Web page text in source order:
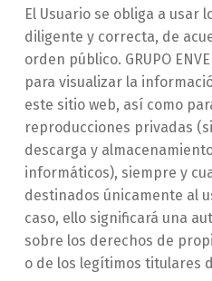
El Usuario se obliga a usar
diligente y correcta, de
orden público. GRUPO
para visualizar la
este sitio web, así como
reproducciones privadas
descarga y
informáticos), siempre y
destinados únicamente al
caso, ello significará una
sobre los derechos de
o de los legítimos titulares